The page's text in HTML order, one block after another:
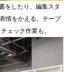
をしたり、編集スタ
情をかえる。テーブ
ェック作業も。